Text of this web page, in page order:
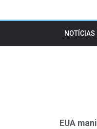
NOTÍCIAS
EUA